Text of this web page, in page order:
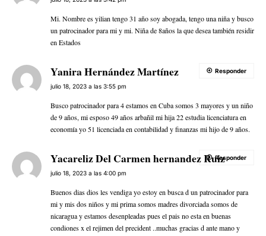
Mi. Nombre es yilian tengo 31 año soy abogada, tengo una niña y busco
un patrocinador para mi y mi. Niña de 8años la que desea también residir
en Estados
Yanira Hernández Martínez
julio 18, 2023 a las 3:55 pm
Busco patrocinador para 4 estamos en Cuba somos 3 mayores y un niño
de 9 años, mi esposo 49 años arbañil mi hija 22 estudia licenciatura en
economía yo 51 licenciada en contabilidad y finanzas mi hijo de 9 años.
Responder
Yacareliz Del Carmen hernandez Ruiz
julio 18, 2023 a las 4:00 pm
Buenos dias dios les vendiga yo estoy en busca d un patrocinador para
mi y mis dos niños y mi prima somos madres divorciada somos de
nicaragua y estamos desenpleadas pues el pais no esta en buenas
condiones x el rejimen del precident ..muchas gracias d ante mano y
Responder